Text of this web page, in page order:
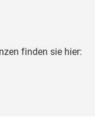
finden sie hier: